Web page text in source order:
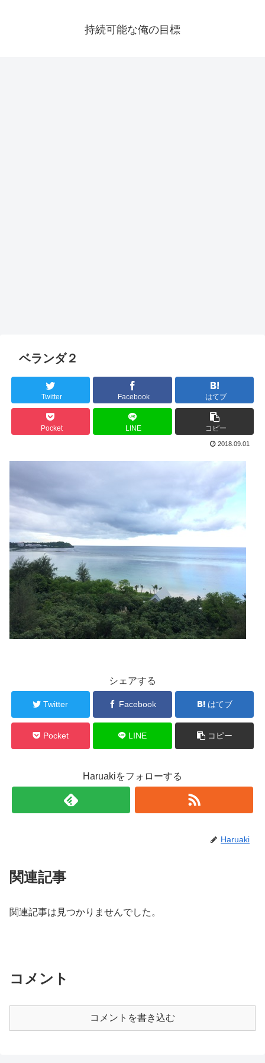
持続可能な俺の目標
ベランダ２
Twitter Facebook はてブ
Pocket LINE コピー
2018.09.01
シェアする
Twitter Facebook はてブ
Pocket LINE コピー
Haruakiをフォローする
Haruaki
関連記事
関連記事は見つかりませんでした。
コメント
コメントを書き込む